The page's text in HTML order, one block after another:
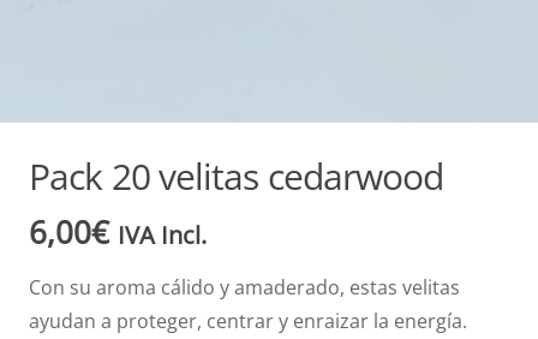
Pack 20 velitas cedarwood
6,00€ IVA Incl.
Con su aroma cálido y amaderado, estas velitas
ayudan a proteger, centrar y enraizar la energía.